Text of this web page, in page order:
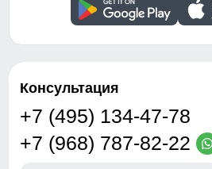
Консультация
+7 (495) 134-47-78
+7 (968) 787-82-22